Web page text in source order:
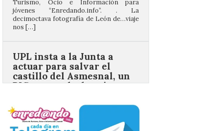
UPL insta a la Junta a
actuar para salvar el
BIC en estado de ruina
7 Ago 2026
Un Bien de Interés
procuradores leonesistas
plantean que la Junta
contacte cuanto antes con los